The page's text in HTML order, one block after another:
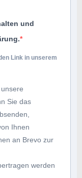
und
Link in unserem
Sie das
Ihnen
an Brevo zur
werden